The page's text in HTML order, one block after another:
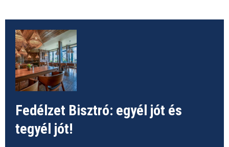
Fedélzet Bisztró: egyél jót és
tegyél jót!